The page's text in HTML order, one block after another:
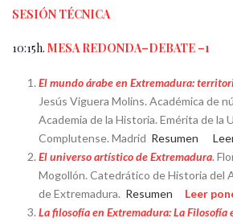
SESIÓN TÉCNICA
10:15h. MESA REDONDA–DEBATE –1
El mundo árabe en Extremadura:
Jesús Viguera Molins. Académica de
Academia de la Historia. Emérita de la
Complutense. Madrid Resumen
El universo artístico de Extremadura.
Mogollón. Catedrático de Historia del
de Extremadura. Resumen
Leer
La filosofía en Extremadura: La Filosofía